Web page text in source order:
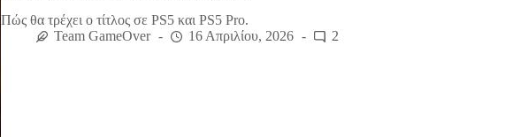
Πώς θα τρέχει ο τίτλος σε PS5 και PS5 Pro.
Team GameOver
16 Απριλίου, 2026 2